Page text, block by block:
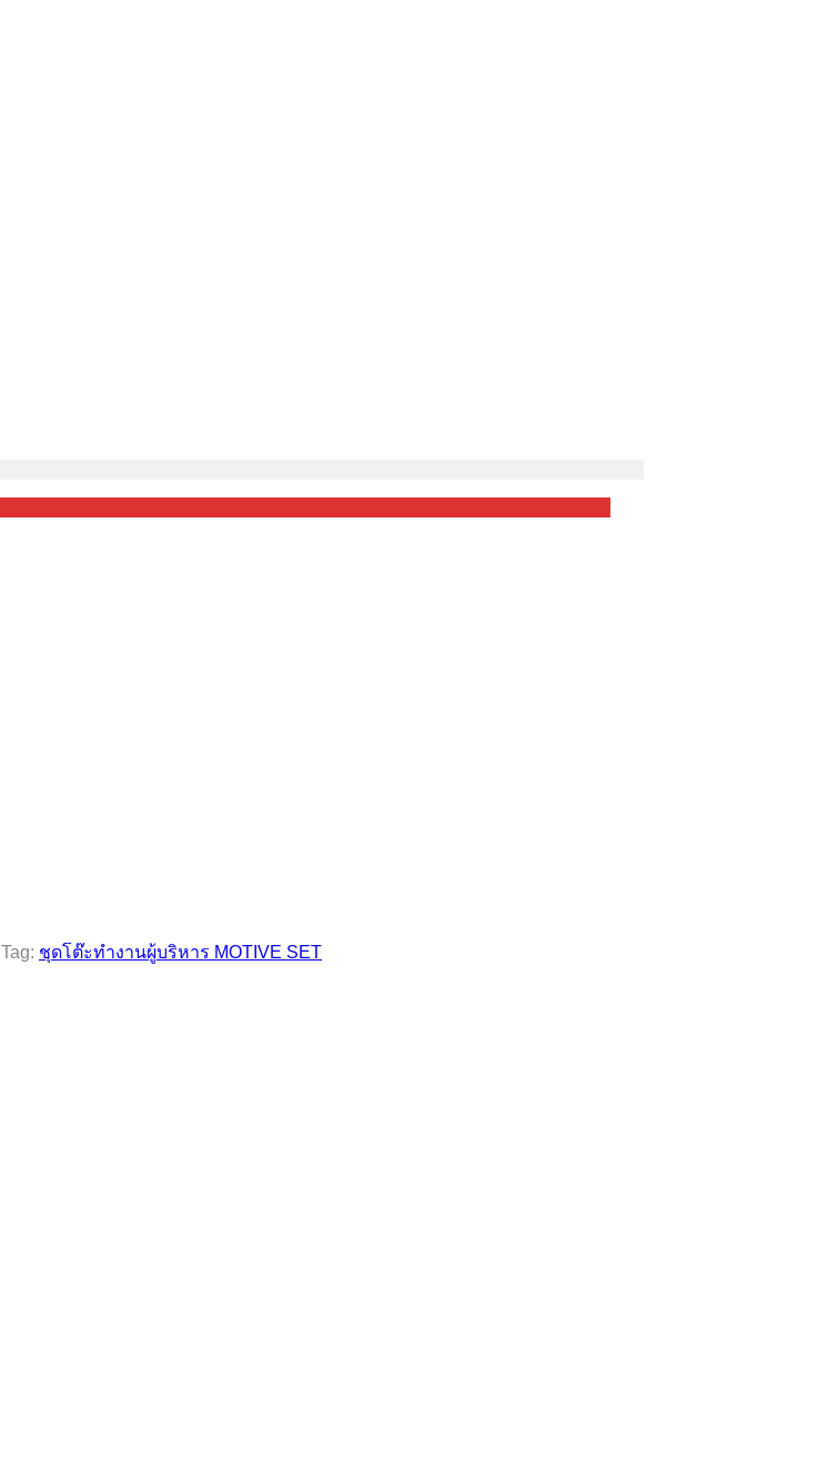
Tag: ชุดโต๊ะทำงานผู้บริหาร MOTIVE SET